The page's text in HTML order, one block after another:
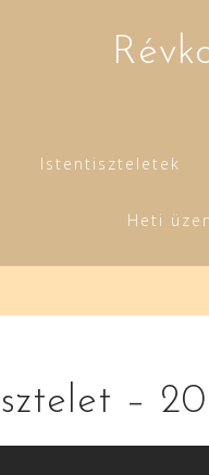
Istentiszteletek
Heti
–